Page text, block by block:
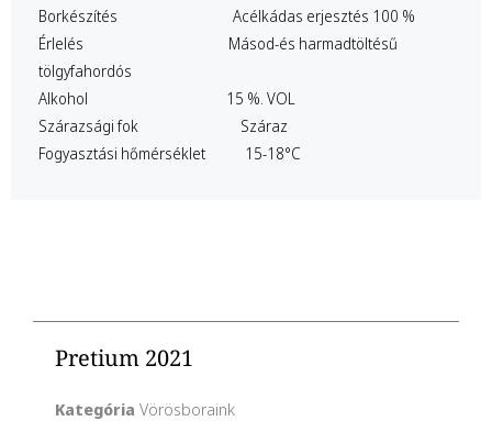
Borkészítés Acélkádas erjesztés 100 %
Érlelés Másod-és harmadtöltésű
tölgyfahordós
Alkohol 15 %. VOL
Szárazsági fok Száraz
Fogyasztási hőmérséklet 15-18°C
Pretium 2021
Kategória Vörösboraink